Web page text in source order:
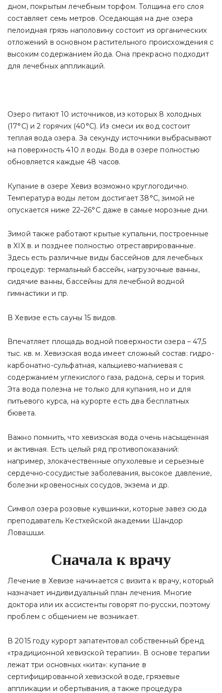
дном, покрытым лечебным торфом. Толщина его слоя
составляет семь метров. Оседающая на дне озера
пелоидная грязь наполовину состоит из органических
отложений в основном растительного происхождения с
высоким содержанием йода. Она прекрасно подходит
для лечебных аппликаций.
Озеро питают 10 источников, из которых 8 холодных
(17°С) и 2 горячих (40°С). Из смеси их вод состоит
теплая вода озера. За секунду источники выбрасывают
на поверхность 410 л воды. Вода в озере полностью
обновляется каждые 48 часов.
Купание в озере Хевиз возможно круглогодично.
Температура воды летом достигает 38°С, зимой не
опускается ниже 22–26°С даже в самые морозные дни.
Зимой также работают крытые купальни, построенные
в XIX в. и позднее полностью отреставрированные.
Здесь есть различные виды бассейнов для лечебных
процедур: термальный бассейн, нагрузочные ванны,
сидячие ванны, бассейны для лечебной водной
гимнастики и пр.
В Хевизе есть сауны 15 видов.
Впечатляет площадь водной поверхности озера – 47,5
тыс. кв. м. Хевизская вода имеет сложный состав: гидро-
карбонатно-сульфатная, кальциево-магниевая с
содержанием углекислого газа, радона, серы и тория.
Эта вода полезна не только для купания, но и для
питьевого курса, на курорте есть два бесплатных
бювета.
Важно помнить, что хевизская вода очень насыщенная
и активная. Есть целый ряд противопоказаний:
например, злокачественные опухолевые и серьезные
сердечно-сосудистые заболевания, высокое давление,
болезни кровеносных сосудов, экзема и др.
Символ озера розовые кувшинки, которые завез сюда
преподаватель Кестхейской академии Шандор
Ловашши.
Сначала к врачу
Лечение в Хевизе начинается с визита к врачу, который
назначает индивидуальный план лечения. Многие
доктора или их ассистенты говорят по-русски, поэтому
проблем с общением не возникает.
В 2015 году курорт запатентовал собственный бренд
«традиционной хевизской терапии». В основе терапии
лежат три основных «кита»: купание в
сертифицированной хевизской воде, грязевые
аппликации и обертывания, а также процедура